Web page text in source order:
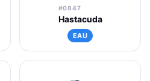
#0847
Hastacuda
EAU